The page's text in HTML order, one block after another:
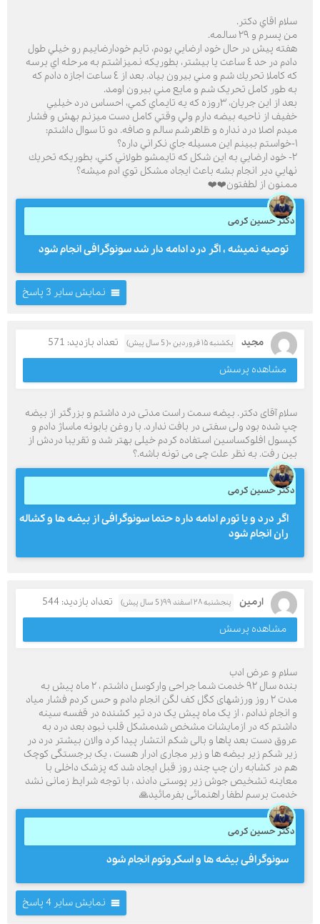
سلام اقاي دكتر.
من پسرم و ٢٩ سالمه.
هفته پيش در حال خود ارضايي بودم، تايم خودارضاييم رو خيلي طول
دادم در حد ٤ ساعت يا بيشتر، بطوريكه نميزاشتم به مرحله اي برسه
كه كاملا تحريك شم و مني بيرون بياد. بعد از ٤ ساعت اجازه دادم که
به طور کامل تحریک شم و مايع مني بيرون اومد.
بعد از اين جريان، ٣روزه كه يه تايماي كمي، احساس درد خيليي
خفيف از ناحيه بيضه دارم ولي وقتي كامل دست ميزنم بهش و فشار
ميدم اصلا درد نداره و ظاهرشم سالم و صافه. دو تا سوال داشتم:
١-خواستم ببينم اين مسيله جاي نكراني داره؟
٢- خود ارضايي به اين شكل كه تايمشو طولاني كني، بطوريكه تحريك
نهايي دير انجام بشه باعث ايجاد مشكل توي ادم ميشه؟
ممنون از لطفتون❤️❤️
دکتر حسین کرمی
توصیه نمیشه ، اگر درد ادامه دار شد سونوگرافی انجام شود
نمایش سایر 3 پاسخ
مجید یکشنبه ۱۵ فروردین ۰( 5 سال پیش)
تعداد بازدید: 571
مشاهده پرسش
سلام آقای دکتر. بیضه سمت راست مدتی درد داشتم و بزرگتر از بیضه
چپ شده بود ولی سفتی در بافت ندارد. با روغن بابونه ماساژ دادم و
کپسول افلوکساسین استفاده کردم خیلی بهتر شد و تقریبا دردش از
بین رفت. به نظر علت چی می تونه باشه.؟
دکتر حسین کرمی
اگر درد و یا تورم ادامه داره حتما سونوگرافی از بیضه ها و کشاله
ران انجام شود
ارمین پنجشنبه ۲۸ اسفند ۹۹( 5 سال پیش)
تعداد بازدید: 544
مشاهده پرسش
سلام و عرض ادب
بنده سال ۹۲ خدمت شما جراحی وارکوسل داشتم ، ۲ ماه پیش به
مدت ۲ روز ورزشهای کگل کف لگن انجام دادم و حس کردم فشار میاد
و انجام ندادم ، از یک ماه پیش یک درد تیر کشنده در قفسه سینه
داشتم که در ازمایشات مشخص شدمشکل قلب نبود بعد درد به
عروق دست بعد پاها و بالی شکم انتشار پیدا کرد والان بیشتر درد در
زیر شکم زیر بیضه ها و زیر مجاری ادرار هست ، یک برجستگی کوچک
هم در کشابه ران چپ چند روز قبل ایجاد شد که پزشک داخلی با
معاینه تشخیص جوش زیر پوستی دادند ، با توجه شرایط زمانی نشد
خدمت برسم لطفا راهنمائی بفرمائید🙏
دکتر حسین کرمی
سونوگرافی بیضه ها و اسکروتوم انجام شود
نمایش سایر 4 پاسخ